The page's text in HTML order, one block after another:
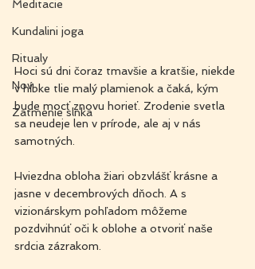
Meditacie
Kundalini joga
Ritualy
Nov
Zatmenie slnka
Hoci sú dni čoraz tmavšie a kratšie, niekde
v hĺbke tlie malý plamienok a čaká, kým
bude mocť znovu horieť. Zrodenie svetla
sa neudeje len v prírode, ale aj v nás
samotných.
Hviezdna obloha žiari obzvlášť krásne a
jasne v decembrových dňoch. A s
vizionárskym pohľadom môžeme
pozdvihnúť oči k oblohe a otvoriť naše
srdcia zázrakom.